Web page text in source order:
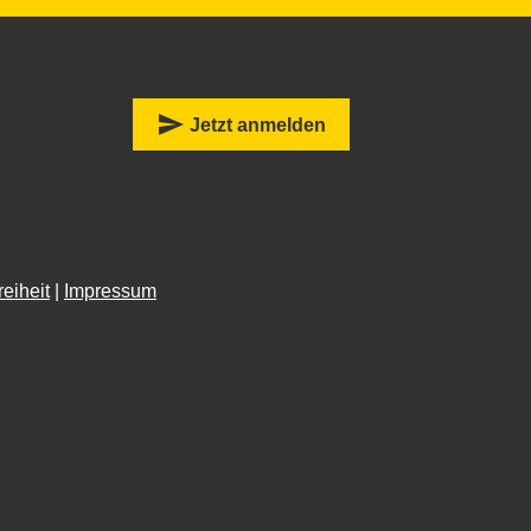
send Jetzt anmelden
| Impressum